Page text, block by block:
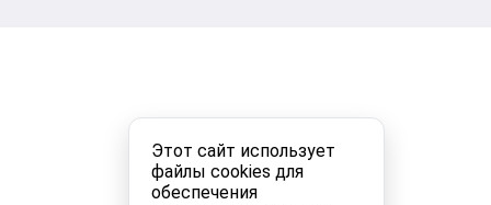
Этот сайт использует
файлы cookies для
обеспечения